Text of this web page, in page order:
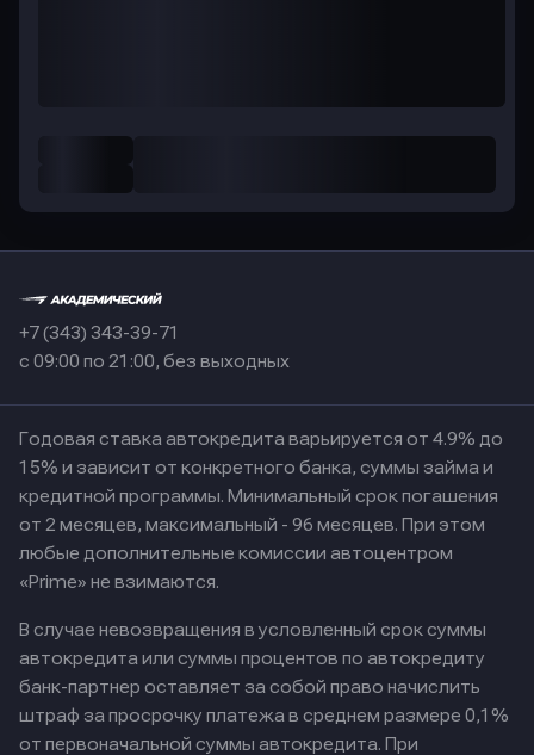
+7 (343) 343-39-71
с 09:00 по 21:00, без выходных
Годовая ставка автокредита варьируется от 4.9% до
15% и зависит от конкретного банка, суммы займа и
кредитной программы. Минимальный срок погашения
от 2 месяцев, максимальный - 96 месяцев. При этом
любые дополнительные комиссии автоцентром
«Prime» не взимаются.
В случае невозвращения в условленный срок суммы
автокредита или суммы процентов по автокредиту
банк-партнер оставляет за собой право начислить
штраф за просрочку платежа в среднем размере 0,1%
от первоначальной суммы автокредита. При